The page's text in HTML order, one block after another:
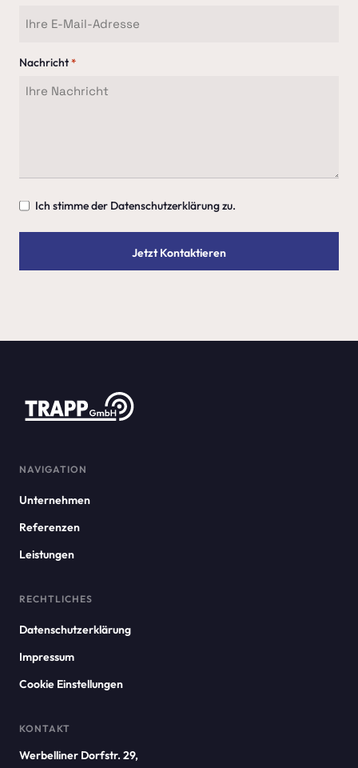
Nachricht *
Einwilligung
Ich stimme der Datenschutzerklärung zu.
NAVIGATION
Unternehmen
Referenzen
Leistungen
RECHTLICHES
Datenschutzerklärung
Impressum
Cookie Einstellungen
KONTAKT
Werbelliner Dorfstr. 29,